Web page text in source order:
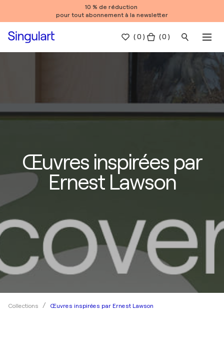
10 % de réduction
pour tout abonnement à la newsletter
(0 ) ( 0 )
Œuvres inspirées par
Ernest Lawson
Collections Œuvres inspirées par Ernest Lawson